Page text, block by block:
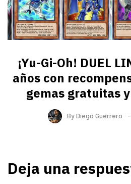
¡Yu-Gi-Oh! DUEL
años con
gemas gratuitas
ByDiego Guerrero
Deja una